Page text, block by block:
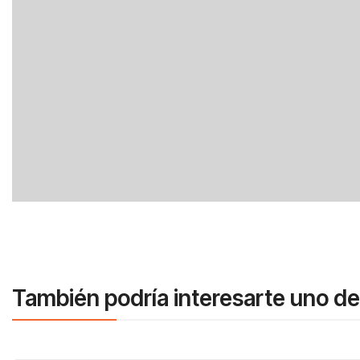
También podría interesarte uno